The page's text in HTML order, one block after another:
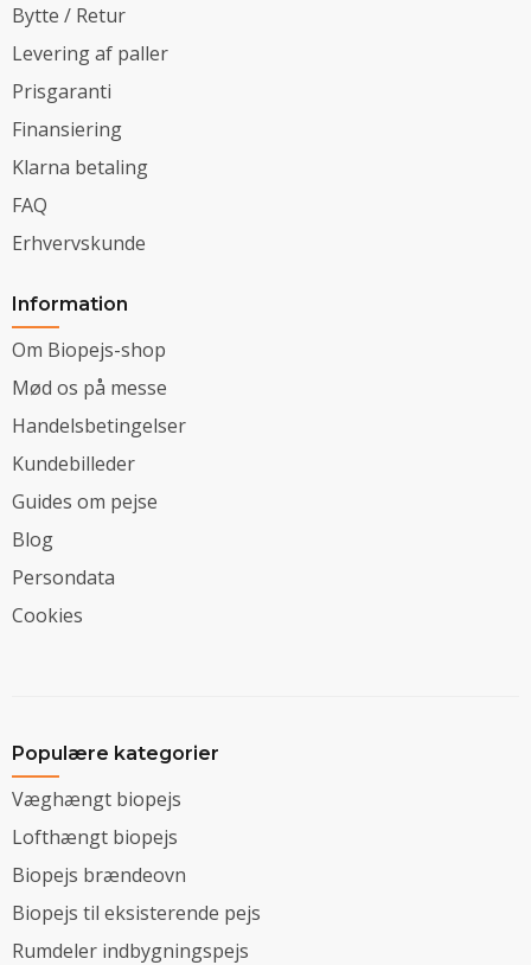
Bytte / Retur
Levering af paller
Prisgaranti
Finansiering
Klarna betaling
FAQ
Erhvervskunde
Information
Om Biopejs-shop
Mød os på messe
Handelsbetingelser
Kundebilleder
Guides om pejse
Blog
Persondata
Cookies
Populære kategorier
Væghængt biopejs
Lofthængt biopejs
Biopejs brændeovn
Biopejs til eksisterende pejs
Rumdeler indbygningspejs